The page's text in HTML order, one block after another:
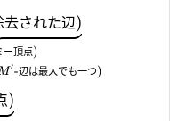
ー頂点)
′-辺は最大でも一つ)
去された辺)
)